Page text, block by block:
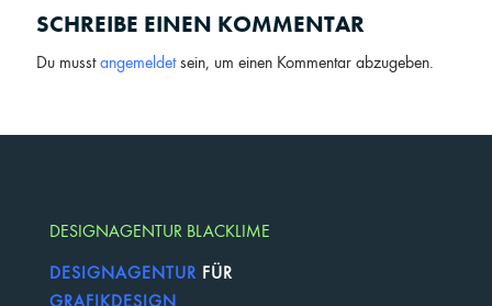
SCHREIBE EINEN KOMMENTAR
Du musstangemeldetsein, um einen Kommentar abzugeben.
DESIGNAGENTUR BLACKLIME
DESIGNAGENTUR FÜR